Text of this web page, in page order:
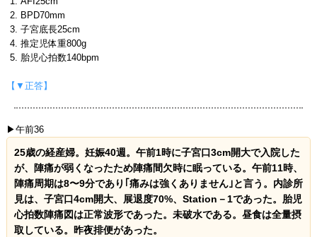
BPD70mm
子宮底長25cm
推定児体重800g
胎児心拍数140bpm
【▼正答】
▶午前36
25歳の経産婦。妊娠40週。午前1時に子宮口3cm開大で入院した
が、陣痛が弱くなったため陣痛間欠時に眠っている。午前11時、
陣痛周期は8〜9分であり｢痛みは強くありません｣と言う。内診所
見は、子宮口4cm開大、展退度70%、Station－1であった。胎児
心拍数陣痛図は正常波形であった。未破水である。昼食は全量摂
取している。昨夜排便があった。